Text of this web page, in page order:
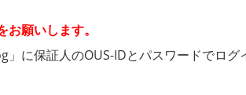
願いします。
に保証人のOUS-IDとパスワードでログ